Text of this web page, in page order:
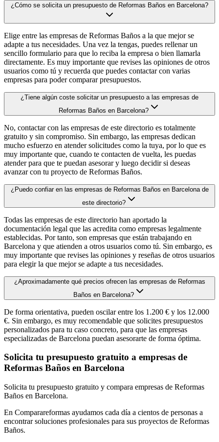
¿Cómo se solicita un presupuesto de Reformas Baños en Barcelona?
Elige entre las empresas de Reformas Baños a la que mejor se
adapte a tus necesidades. Una vez la tengas, puedes rellenar un
sencillo formulario para que lo reciba la empresa o bien llamarla
directamente. Es muy importante que revises las opiniones de otros
usuarios como tú y recuerda que puedes contactar con varias
empresas para poder comparar presupuestos.
¿Tiene algún coste solicitar un presupuesto a las empresas de
Reformas Baños en Barcelona?
No, contactar con las empresas de este directorio es totalmente
gratuito y sin compromiso. Sin embargo, las empresas dedican
mucho esfuerzo en atender solicitudes como la tuya, por lo que es
muy importante que, cuando te contacten de vuelta, les puedas
atender para que te puedan asesorar y luego decidir si deseas
avanzar con tu proyecto de Reformas Baños.
¿Puedo confiar en las empresas de Reformas Baños en Barcelona de
este directorio?
Todas las empresas de este directorio han aportado la
documentación legal que las acredita como empresas legalmente
establecidas. Por tanto, son empresas que están trabajando en
Barcelona y que atienden a otros usuarios como tú. Sin embargo, es
muy importante que revises las opiniones y reseñas de otros usuarios
para elegir la que mejor se adapte a tus necesidades.
¿Aproximadamente qué precios ofrecen las empresas de Reformas
Baños en Barcelona?
De forma orientativa, pueden oscilar entre los 1.200 € y los 12.000
€. Sin embargo, es muy recomendable que solicites presupuestos
personalizados para tu caso concreto, para que las empresas
especializadas de Barcelona puedan asesorarte de forma óptima.
Solicita tu presupuesto gratuito a empresas de
Reformas Baños en Barcelona
Solicita tu presupuesto gratuito y compara empresas de Reformas
Baños en Barcelona.
En Comparareformas ayudamos cada día a cientos de personas a
encontrar soluciones profesionales para sus proyectos de Reformas
Baños.